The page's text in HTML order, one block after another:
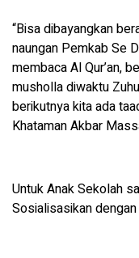
“Bisa dibayangkan
naungan Pemkab Se
membaca Al Qur’an,
musholla diwaktu
berikutnya kita ada
Khataman Akbar
Untuk Anak Sekolah
Sosialisasikan